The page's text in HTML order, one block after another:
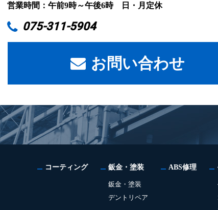
営業時間：午前9時～午後6時 日・月定休
075-311-5904
お問い合わせ
コーティング 鈑金・塗装
鈑金・塗装
デントリペア
ABS修理